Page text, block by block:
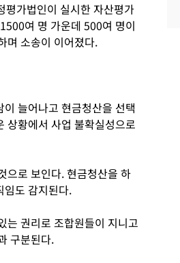
가법인이 실시한 자산평가
여 명 가운데 500여 명이
며 소송이 이어졌다.
늘어나고 현금청산을 선택
상황에서 사업 불확실성으로
으로 보인다. 현금청산을 하
임도 감지된다.
는 권리로 조합원들이 지니고
구분된다.